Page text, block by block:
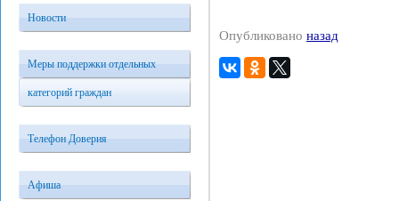
Новости
Меры поддержки отдельных
категорий граждан
Телефон Доверия
Афиша
Опубликовано назад